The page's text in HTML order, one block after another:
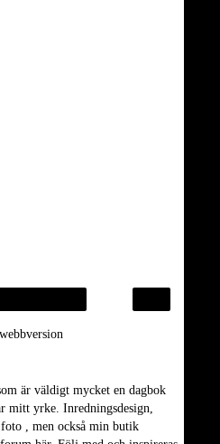
är väldigt mycket en dagbok
mitt yrke. Inredningsdesign,
, men också min butik